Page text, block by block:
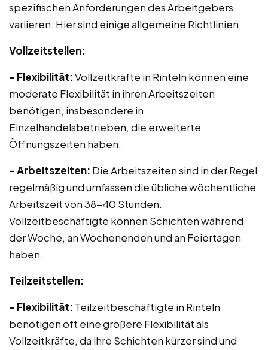
spezifischen Anforderungen des Arbeitgebers
variieren. Hier sind einige allgemeine Richtlinien:
Vollzeitstellen:
– Flexibilität:Vollzeitkräfte in Rinteln können eine
moderate Flexibilität in ihren Arbeitszeiten
benötigen, insbesondere in
Einzelhandelsbetrieben, die erweiterte
Öffnungszeiten haben.
– Arbeitszeiten: Die Arbeitszeiten sind in der Regel
regelmäßig und umfassen die übliche wöchentliche
Arbeitszeit von 38-40 Stunden.
Vollzeitbeschäftigte können Schichten während
der Woche, an Wochenenden und an Feiertagen
haben.
Teilzeitstellen:
– Flexibilität: Teilzeitbeschäftigte in Rinteln
benötigen oft eine größere Flexibilität als
Vollzeitkräfte, da ihre Schichten kürzer sind und